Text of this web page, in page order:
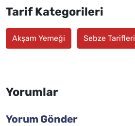
Tarif Kategorileri
Akşam Yemeği Sebze Tarifleri
Yorumlar
Yorum Gönder